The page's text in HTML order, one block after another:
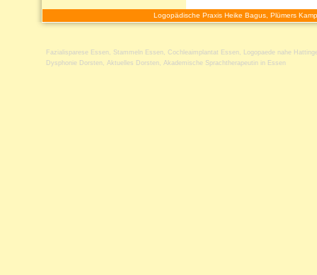
Logopädische Praxis Heike Bagus, Plümers
Fazialisparese Essen , Stammeln Essen , Cochleaimplantat Essen , Logopaede nahe
Dysphonie Dorsten , Aktuelles Dorsten , Akademische Sprachtherapeutin in Essen